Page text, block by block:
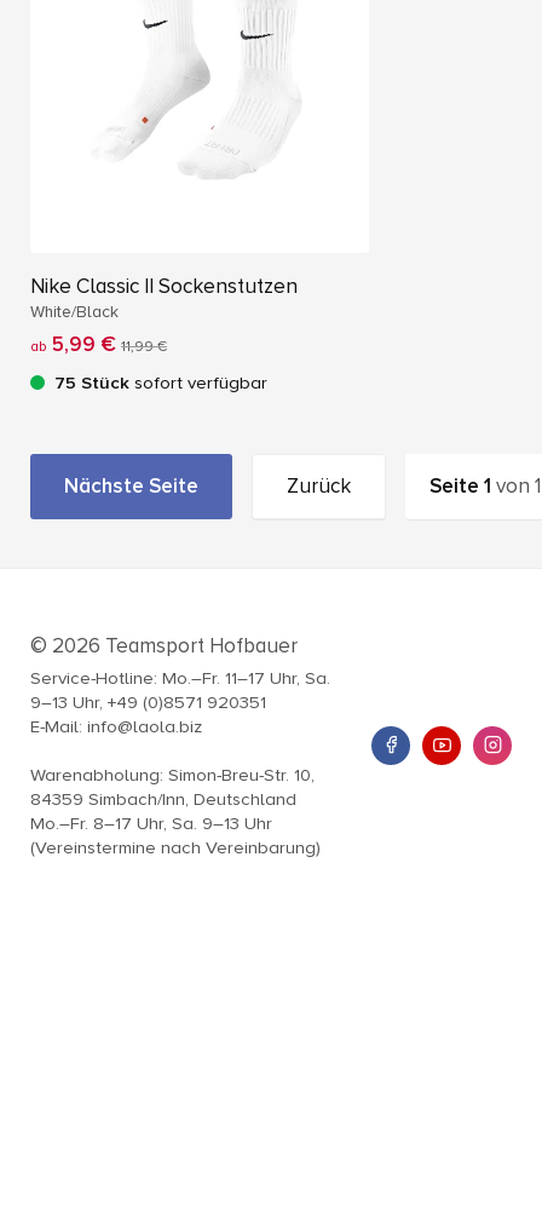
Nike Classic II Sockenstutzen
White/Black
ab 5,99 € 11,99 €
75 Stück sofort verfügbar
Nächste Seite Zurück Seite1 von1
© 2026 Teamsport Hofbauer
Service-Hotline: Mo.–Fr. 11–17 Uhr, Sa.
9–13 Uhr, +49 (0)8571 920351
E-Mail: info@laola.biz
Warenabholung: Simon-Breu-Str. 10,
84359 Simbach/Inn, Deutschland
Mo.–Fr. 8–17 Uhr, Sa. 9–13 Uhr
(Vereinstermine nach Vereinbarung)